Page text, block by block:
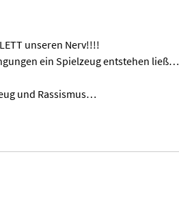
unseren Nerv!!!!
ein Spielzeug entstehen ließ…
und Rassismus…